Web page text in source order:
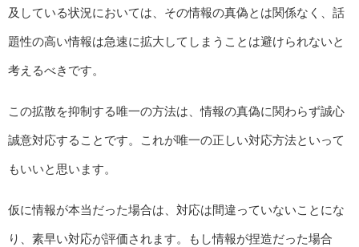
及している状況においては、その情報の真偽とは関係なく、話
題性の高い情報は急速に拡大してしまうことは避けられないと
考えるべきです。
この拡散を抑制する唯一の方法は、情報の真偽に関わらず誠心
誠意対応することです。これが唯一の正しい対応方法といって
もいいと思います。
仮に情報が本当だった場合は、対応は間違っていないことにな
り、素早い対応が評価されます。もし情報が捏造だった場合